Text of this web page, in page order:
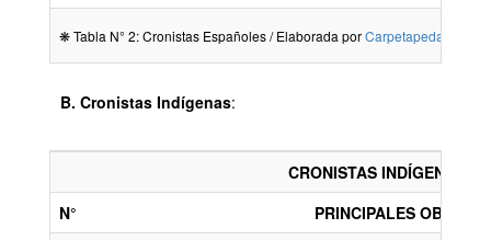
❋ Tabla N° 2: Cronistas Españoles / Elaborada por
B. Cronistas Indígenas:
CRONISTAS INDÍGENAS
N°
PRINCIPALES OBRAS